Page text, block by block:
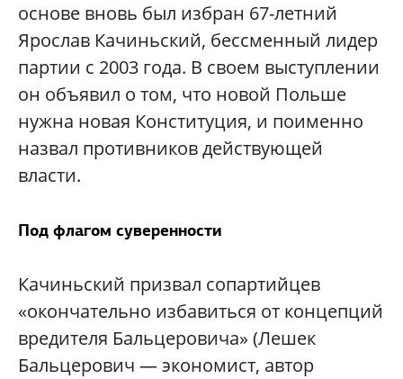
основе вновь был избран 67-летний
Ярослав Качиньский, бессменный лидер
партии с 2003 года. В своем выступлении
он объявил о том, что новой Польше
нужна новая Конституция, и поименно
назвал противников действующей
власти.
Под флагом суверенности
Качиньский призвал сопартийцев
«окончательно избавиться от концепций
вредителя Бальцеровича» (Лешек
Бальцерович — экономист, автор